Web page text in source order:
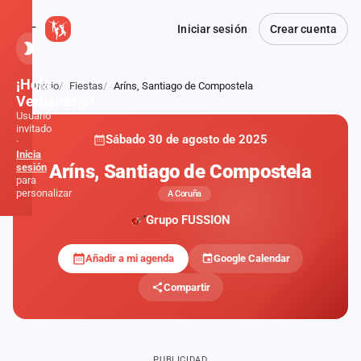
Iniciar sesión Crear cuenta
Atrás
Inicio Fiestas Aríns, Santiago de Compostela
Sábado 30 de agosto de 2025
Aríns, Santiago de Compostela
A Coruña
Grupo FUSSION
Añadir a mi agenda Google Calendar
Compartir
¡Hola,
Verbener@!
Usuario
invitado
·
Inicia
sesión
para
personalizar
Formaciones